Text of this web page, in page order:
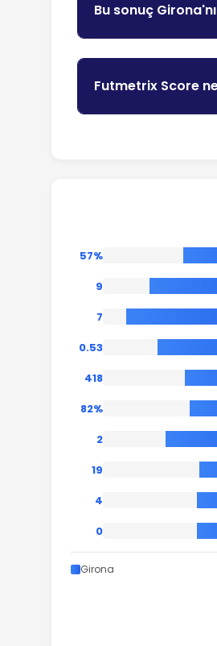
Bu sonuç
Futmetrix Score
57%
9
7
0.53
418
82%
2
19
4
0
Girona